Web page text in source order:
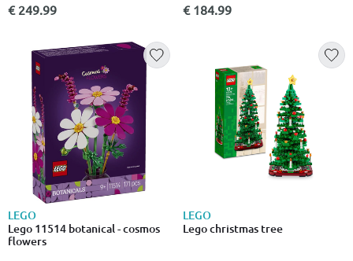
€ 249.99 € 184.99
LEGO
Lego 11514 botanical - cosmos
flowers
LEGO
Lego christmas tree